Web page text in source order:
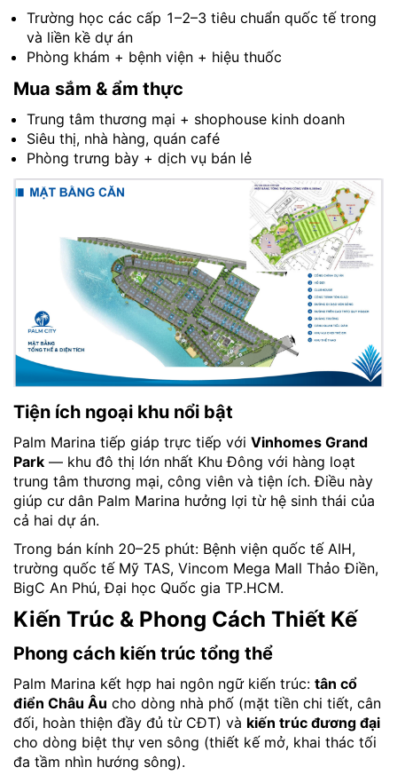
Trường học các cấp 1–2–3 tiêu chuẩn quốc tế trong
và liền kề dự án
Phòng khám + bệnh viện + hiệu thuốc
Mua sắm & ẩm thực
Trung tâm thương mại + shophouse kinh doanh
Siêu thị, nhà hàng, quán café
Phòng trưng bày + dịch vụ bán lẻ
Tiện ích ngoại khu nổi bật
Palm Marina tiếp giáp trực tiếp với Vinhomes Grand
Park — khu đô thị lớn nhất Khu Đông với hàng loạt
trung tâm thương mại, công viên và tiện ích. Điều này
giúp cư dân Palm Marina hưởng lợi từ hệ sinh thái của
cả hai dự án.
Trong bán kính 20–25 phút: Bệnh viện quốc tế AIH,
trường quốc tế Mỹ TAS, Vincom Mega Mall Thảo Điền,
BigC An Phú, Đại học Quốc gia TP.HCM.
Kiến Trúc & Phong Cách Thiết Kế
Phong cách kiến trúc tổng thể
Palm Marina kết hợp hai ngôn ngữ kiến trúc: tân cổ
điển Châu Âu cho dòng nhà phố (mặt tiền chi tiết, cân
đối, hoàn thiện đầy đủ từ CĐT) và kiến trúc đương đại
cho dòng biệt thự ven sông (thiết kế mở, khai thác tối
đa tầm nhìn hướng sông).